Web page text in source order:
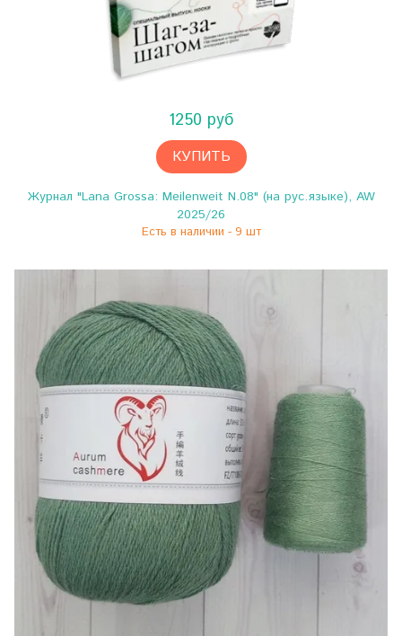
1250 руб
КУПИТЬ
Журнал "Lana Grossa: Meilenweit N.08" (на рус.языке), AW
2025/26
Есть в наличии - 9 шт